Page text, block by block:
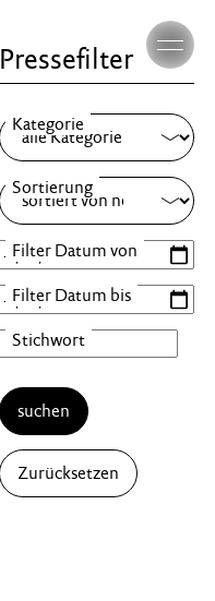
Pressefilter
suchen
Zurücksetzen